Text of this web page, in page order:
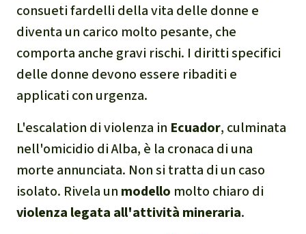
Problemi della
certificazione
Chaco
Domande e risposte
Commercio e traffico
internazionale di fauna e
flora selvatiche
consueti fardelli della vita delle donne e
diventa un carico molto pesante, che
comporta anche gravi rischi. I diritti specifici
delle donne devono essere ribaditi e
applicati con urgenza.
L'escalation di violenza in Ecuador, culminata
nell'omicidio di Alba, è la cronaca di una
morte annunciata. Non si tratta di un caso
isolato. Rivela un modello molto chiaro di
violenza legata all'attività mineraria.